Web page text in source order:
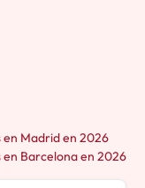
en Madrid en 2026
en Barcelona en 2026